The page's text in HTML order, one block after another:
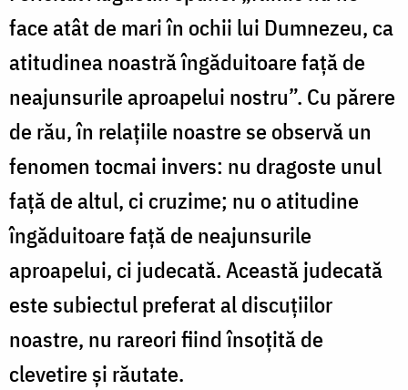
face atât de mari în ochii lui Dumnezeu, ca
atitudinea noastră îngăduitoare faţă de
neajunsurile aproapelui nostru”. Cu părere
de rău, în relaţiile noastre se observă un
fenomen tocmai invers: nu dragoste unul
faţă de altul, ci cruzime; nu o atitudine
îngăduitoare faţă de neajunsurile
aproapelui, ci judecată. Această judecată
este subiectul preferat al discuţiilor
noastre, nu rareori fiind însoţită de
clevetire şi răutate.